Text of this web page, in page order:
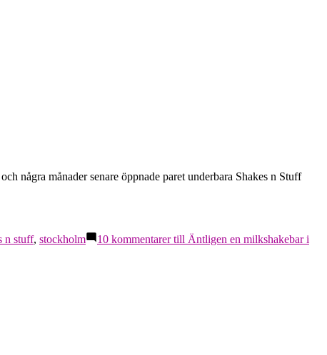
några månader senare öppnade paret underbara Shakes n Stuff
n stuff, stockholm 10 kommentarertill Äntligen en milkshakebar i